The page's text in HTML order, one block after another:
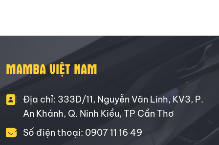
MAMBA VIỆT NAM
Địa chỉ: 333D/11, Nguyễn Văn Linh, KV3, P.
An Khánh, Q. Ninh Kiều, TP Cần Thơ
Số điện thoại: 0907 11 16 49